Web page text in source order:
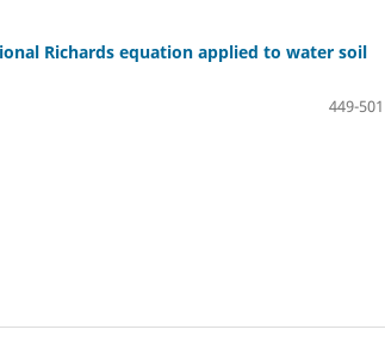
Richards equation applied to water soil
449-501